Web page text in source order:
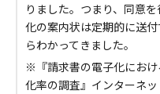
りました。つまり、同意
化の案内状は定期的に送
らわかってきました。
※『請求書の電子化にお
化率の調査』インターネ